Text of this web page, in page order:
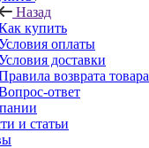
Назад
купить
оплаты
доставки
возврата товара
ответ
и статьи